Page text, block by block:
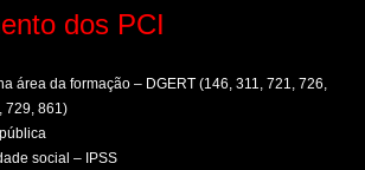
dos PCI
área da formação – DGERT (146, 311, 721, 726,
729, 861)
social – IPSS